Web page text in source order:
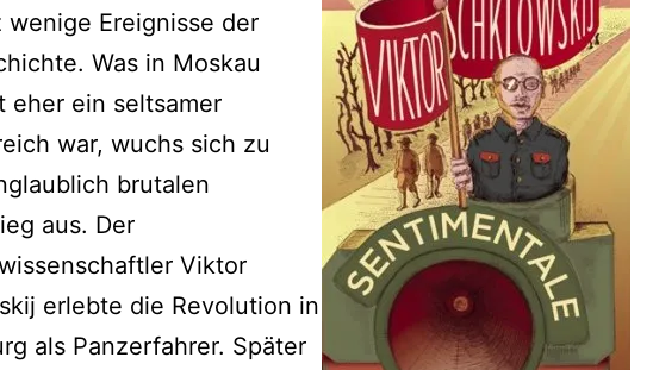
wenige Ereignisse der
Was in Moskau
eher ein seltsamer
war, wuchs sich zu
brutalen
aus. Der
Viktor
erlebte die Revolution in
als Panzerfahrer. Später